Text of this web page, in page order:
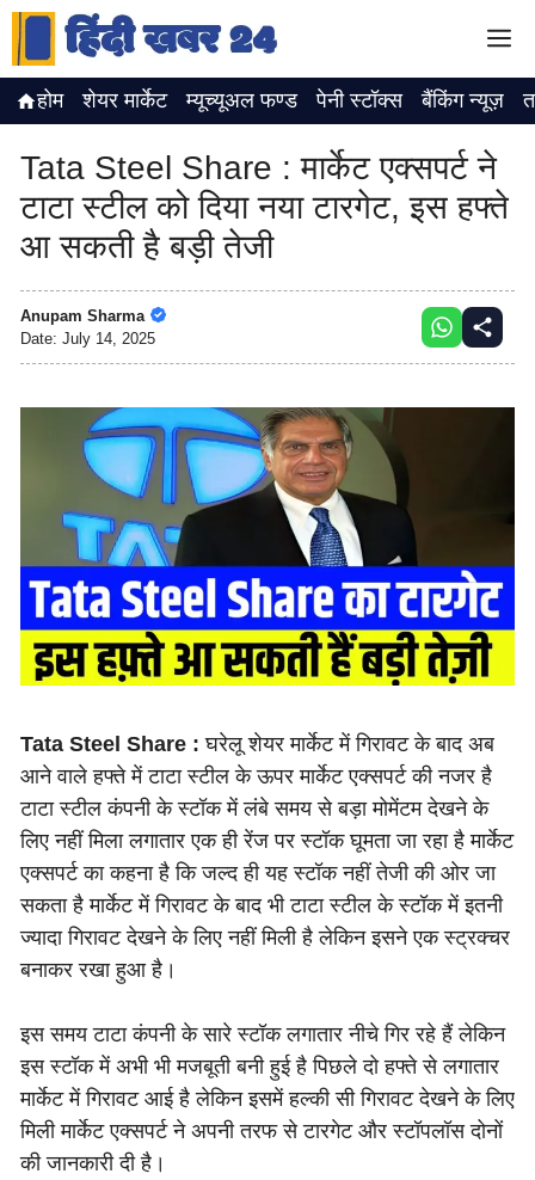
Skip
content
होम शेयर मार्केट म्यूच्यूअल फण्ड पेनी स्टॉक्स बैंकिंग न्यूज़
Tata Steel Share : मार्केट एक्सपर्ट ने
टाटा स्टील को दिया नया टारगेट, इस हफ्ते
आ सकती है बड़ी तेजी
Anupam Sharma
Date: July 14, 2025
Tata Steel Share : घरेलू शेयर मार्केट में गिरावट के बाद अब
आने वाले हफ्ते में टाटा स्टील के ऊपर मार्केट एक्सपर्ट की नजर है
टाटा स्टील कंपनी के स्टॉक में लंबे समय से बड़ा मोमेंटम देखने के
लिए नहीं मिला लगातार एक ही रेंज पर स्टॉक घूमता जा रहा है मार्केट
एक्सपर्ट का कहना है कि जल्द ही यह स्टॉक नहीं तेजी की ओर जा
सकता है मार्केट में गिरावट के बाद भी टाटा स्टील के स्टॉक में इतनी
ज्यादा गिरावट देखने के लिए नहीं मिली है लेकिन इसने एक स्ट्रक्चर
बनाकर रखा हुआ है।
इस समय टाटा कंपनी के सारे स्टॉक लगातार नीचे गिर रहे हैं लेकिन
इस स्टॉक में अभी भी मजबूती बनी हुई है पिछले दो हफ्ते से लगातार
मार्केट में गिरावट आई है लेकिन इसमें हल्की सी गिरावट देखने के लिए
मिली मार्केट एक्सपर्ट ने अपनी तरफ से टारगेट और स्टॉपलॉस दोनों
की जानकारी दी है।